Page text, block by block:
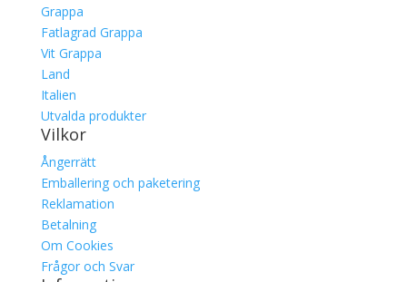
Grappa
Fatlagrad Grappa
Vit Grappa
Land
Italien
Utvalda produkter
Vilkor
Ångerrätt
Emballering och paketering
Reklamation
Betalning
Om Cookies
Frågor och Svar